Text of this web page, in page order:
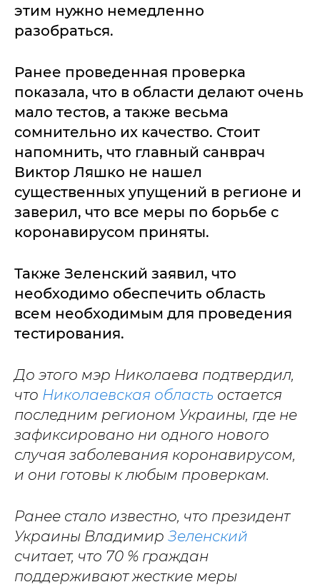
этим нужно немедленно
разобраться.
Ранее проведенная проверка
показала, что в области делают очень
мало тестов, а также весьма
сомнительно их качество. Стоит
напомнить, что главный санврач
Виктор Ляшко не нашел
существенных упущений в регионе и
заверил, что все меры по борьбе с
коронавирусом приняты.
Также Зеленский заявил, что
необходимо обеспечить область
всем необходимым для проведения
тестирования.
До этого мэр Николаева подтвердил,
что Николаевская область остается
последним регионом Украины, где не
зафиксировано ни одного нового
случая заболевания коронавирусом,
и они готовы к любым проверкам.
Ранее стало известно, что президент
Украины Владимир Зеленский
считает, что 70 % граждан
поддерживают жесткие меры